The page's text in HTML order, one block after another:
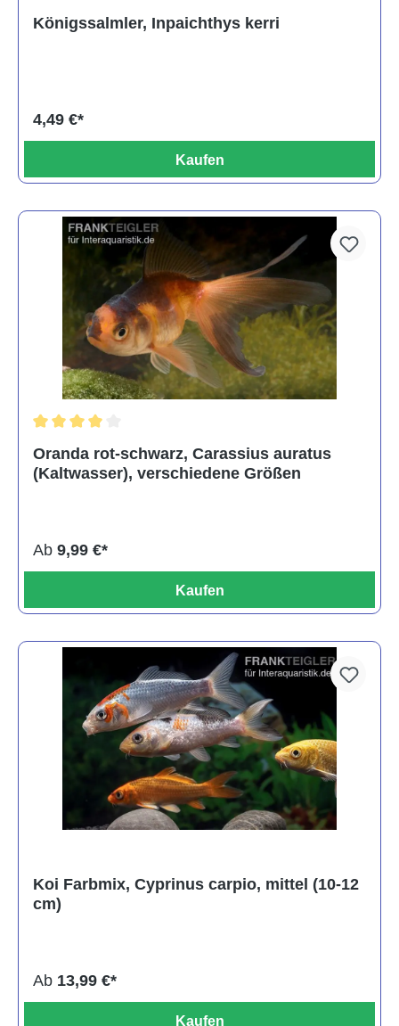
Königssalmler, Inpaichthys kerri
4,49 €*
Kaufen
Oranda rot-schwarz, Carassius auratus
(Kaltwasser), verschiedene Größen
Ab 9,99 €*
Kaufen
Koi Farbmix, Cyprinus carpio, mittel (10-12
cm)
Ab 13,99 €*
Kaufen